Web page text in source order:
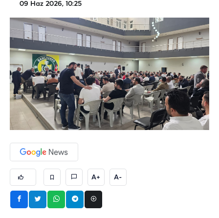
09 Haz 2026, 10:25
A+ A-